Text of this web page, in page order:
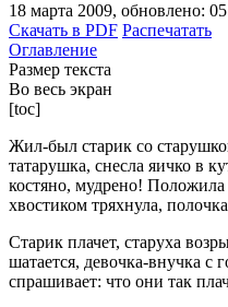
18 марта 2009, обновлено:
Скачать в PDF Распечатать
Оглавление
Размер текста
Во весь экран
[toc]
Жил-был старик со
татарушка, снесла яичко в
костяно, мудрено!
хвостиком тряхнула,
Старик плачет, старуха
шатается, девочка-внучка с
спрашивает: что они так